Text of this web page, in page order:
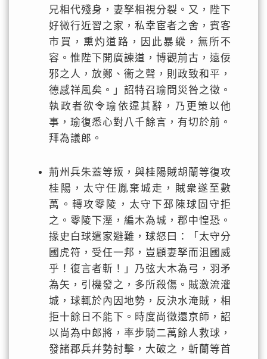
兄相代殘身，妻孥相視分裂。又，陛下
好微行近習之家，私幸宦者之舍，賓客
市買，熏灼道路，因此暴縱，無所不
容。惟陛下開廣諫道，博觀前古，遠佞
邪之人，放鄭、衞之聲，則政致和平，
德感祥風矣。」詔特召瑜問災咎之徵。
執政者欲令瑜依違其辭，乃更策以他
事，瑜復悉心對八千餘言，有切於前。
拜為議郎。
荊州兵朱蓋等叛，與桂陽賊胡蘭等復攻
桂陽，太守任胤棄城走，賊衆遂至數
萬。轉攻零陵，太守下邳陳球固守拒
之。零陵下溼，編木為城，郡中惶恐。
掾史白球遣家避難，球怒曰：「太守分
國虎符，受任一邦，豈顧妻孥而沮國威
乎！復言者斬！」乃弦大木為弓，羽矛
為矢，引機發之，多所殺傷。賊激流灌
城，球輒於內因地勢，反決水淹賊，相
拒十餘日不能下。時度尚徵還京師，詔
以尚為中郎將，率步騎二萬餘人救球，
發諸郡兵幷勢討擊，大破之，斬蘭等首